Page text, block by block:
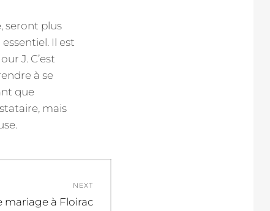
seront plus
Il est
J. C’est
à se
que
mais
NEXT
mariage à Floirac